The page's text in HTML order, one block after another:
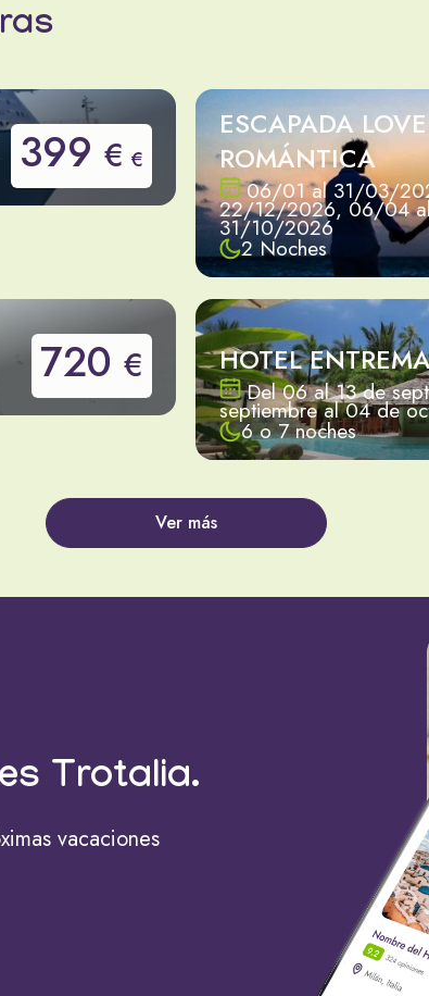
399 € €
ESCAPADA
ROMÁNTICA
06/01 al 31/03/
22/12/2026, 06/04
31/10/2026
2 Noches
720 € HOTEL
Del 06 al 13 de
septiembre al 04 de
6 o 7 noches
Ver más
Trotalia.
vacaciones